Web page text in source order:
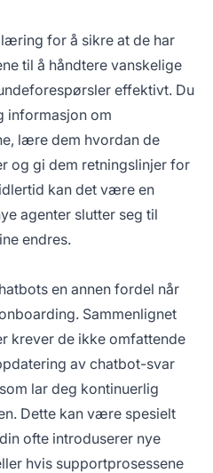
for å sikre at de har
til å håndtere vanskelige
effektivt. Du
informasjon om
lære dem hvordan de
og gi dem retningslinjer for
kan det være en
agenter slutter seg til
endres.
en annen fordel når
Sammenlignet
krever de ikke omfattende
av chatbot-svar
lar deg kontinuerlig
Dette kan være spesielt
ofte introduserer nye
hvis supportprosessene